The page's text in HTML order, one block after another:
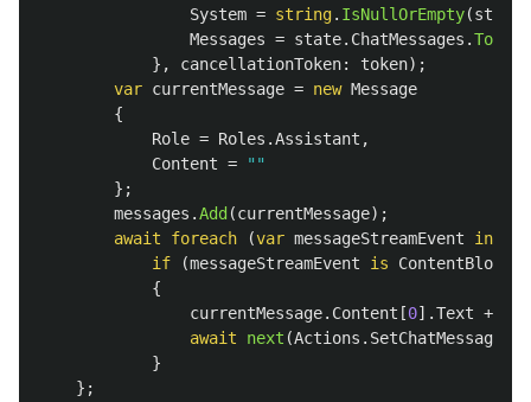
System = string. IsNullOrEmpty(state
Messages = state. ChatMessages .
},
cancellationToken: token);
var currentMessage = new Message
{
Role = Roles .Assistant ,
Content =
""
};
messages .Add (currentMessage);
await
foreach (var messageStreamEvent in
if
(messageStreamEvent is
{
currentMessage. Content [0].Text +=
await
next (Actions .
}
};